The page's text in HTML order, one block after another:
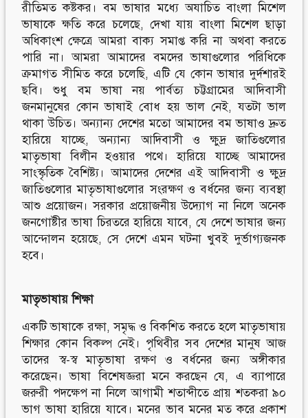
রীতিমত কষ্টকর। বম ভাষার মধ্যে অযাচিত বাংলা মিশেল
ভাষাকে ক্ষতি করে চলেছে, দেখা যায় বাংলা মিশেল ছাড়া
অধিকাংশ ক্ষেত্রে আমরা বাক্য সমাপ্ত করি না অথবা করতে
পারি না। আমরা আমাদের বমদের ভাষাগুলোর পরিধিকে
ক্রমাগত সীমিত করে চলেছি, এটি যে কোন ভাষার দুর্দশারই
ছবি। শুধু বম ভাষা নয় পার্বত্য চট্টগ্রামের আদিবাসী
জনমানুষের কোন ভাষাই বোধ হয় ভাল নেই, যতটা ভাল
থাকা উচিত। অন্যান্য দেশের মতো আমাদের বম ভাষাও দ্রুত
হারিয়ে যাচ্ছে, অন্যান্য আদিবাসী ও ক্ষুদ্র জাতিগুলোর
মাতৃভাষা বিলীন হওয়ার পথে। হারিয়ে যাচ্ছে আমাদের
সাংস্কৃতিক বৈশিষ্ট্য। আমাদের দেশের এই আদিবাসী ও ক্ষুদ্র
জাতিগুলোর মাতৃভাষাগুলোর সংরক্ষণ ও বর্ধনের জন্য ব্যবস্থা
আশু প্রয়োজন। সরকার প্রয়োজনীয় উদ্যোগ না নিলে অনেক
জনগোষ্টীর ভাষা চিরতরে হারিয়ে যাবে, যে দেশে ভাষার জন্য
আন্দোলন হয়েছে, সে দেশে এমন ঘটনা খুবই দুর্ভাগ্যজনক
হবে।
মাতৃভাষায় শিক্ষা
একটি ভাষাকে রক্ষা, সমৃদ্ধ ও বিকশিত করতে হলে মাতৃভাষায়
শিক্ষার কোন বিকল্প নেই। পৃথিবীর সব দেশের মানুষ আজ
তাদের স্ব-স্ব মাতৃভাষা রক্ষণ ও বর্ধনের জন্য অঙ্গীকার
করেছেন। ভাষা বিশেষজ্ঞরা মনে করছেন যে, এ ব্যাপারে
জরুরী পদক্ষেপ না নিলে আগামী শতাব্দীতে প্রায় শতকরা ৯০
ভাগ ভাষা হারিয়ে যাবে। মনের ভাব মনের মত করে প্রকাশ